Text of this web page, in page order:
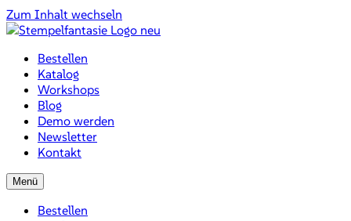
Zum Inhalt wechseln
Bestellen
Katalog
Workshops
Blog
Demo werden
Newsletter
Kontakt
Menü
Bestellen